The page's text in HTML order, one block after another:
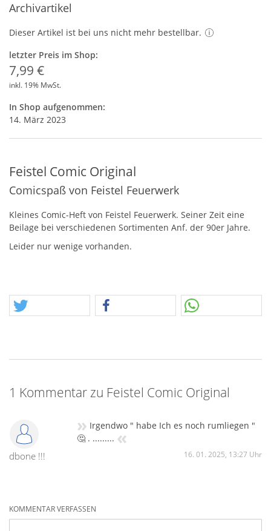
Archivartikel
Dieser Artikel ist bei uns nicht mehr bestellbar.
letzter Preis im Shop:
7,99 €
inkl. 19% MwSt.
In Shop aufgenommen:
14. März 2023
Feistel Comic Original
Comicspaß von Feistel Feuerwerk
Kleines Comic-Heft von Feistel Feuerwerk. Seiner Zeit eine
Beilage bei verschiedenen Sortimenten Anf. der 90er Jahre.
Leider nur wenige vorhanden.
1 Kommentar zu Feistel Comic Original
dbone !!!
» Irgendwo " habe Ich es noch rumliegen "
🤔 . ......... «
16. 01. 2025, 13:27 Uhr
KOMMENTAR VERFASSEN